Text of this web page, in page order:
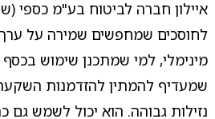
איילון חברה לביטוח בע"מ כספי
לחוסכים שמחפשים שמירה על
מינימלי, למי שמתכנן שימוש
שמעדיף להמתין להזדמנות
נזילות גבוהה. הוא יכול לשמש גם